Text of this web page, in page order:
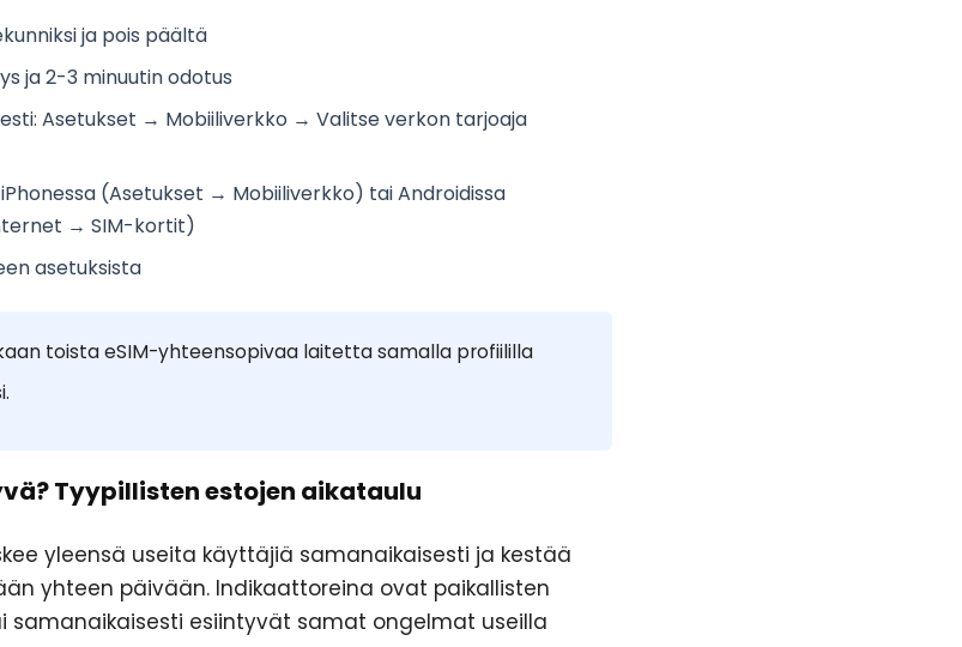
ja pois päältä
ja 2-3 minuutin odotus
: Asetukset → Mobiiliverkko → Valitse verkon tarjoaja
(Asetukset → Mobiiliverkko) tai Androidissa
→ SIM-kortit)
asetuksista
toista eSIM-yhteensopivaa laitetta samalla profiililla
Tyypillisten estojen aikataulu
yleensä useita käyttäjiä samanaikaisesti ja kestää
yhteen päivään. Indikaattoreina ovat paikallisten
esiintyvät samat ongelmat useilla